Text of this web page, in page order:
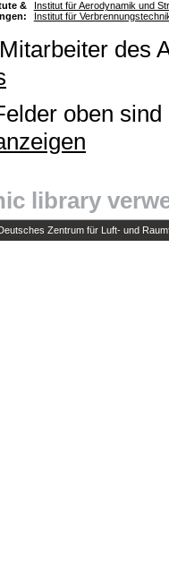
&
Institut für Aerodynamik und
Institut für
des
oben
library
Zentrum für Luft- und